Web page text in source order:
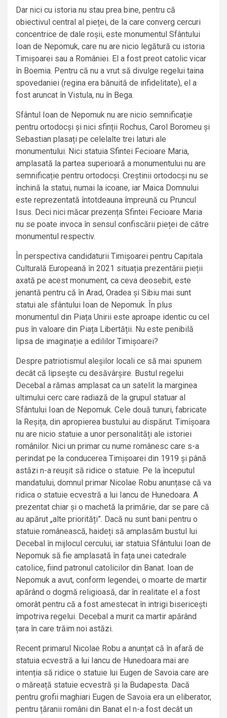
Dar nici cu istoria nu stau prea bine, pentru că
obiectivul central al pieței, de la care converg cercuri
concentrice de dale roșii, este monumentul Sfântului
Ioan de Nepomuk, care nu are nicio legătură cu istoria
Timișoarei sau a României. El a fost preot catolic vicar
în Boemia. Pentru că nu a vrut să divulge regelui taina
spovedaniei (regina era bănuită de infidelitate), el a
fost aruncat în Vistula, nu în Bega.
Sfântul Ioan de Nepomuk nu are nicio semnificație
pentru ortodocși și nici sfinții Rochus, Carol Boromeu și
Sebastian plasați pe celelalte trei laturi ale
monumentului. Nici statuia Sfintei Fecioare Maria,
amplasată la partea superioară a monumentului nu are
semnificație pentru ortodocși. Creștinii ortodocși nu se
închină la statui, numai la icoane, iar Maica Domnului
este reprezentată întotdeauna împreună cu Pruncul
Isus. Deci nici măcar prezența Sfintei Fecioare Maria
nu se poate invoca în sensul confiscării pieței de către
monumentul respectiv.
În perspectiva candidaturii Timișoarei pentru Capitala
Culturală Europeană în 2021 situația prezentării pieții
axată pe acest monument, ca ceva deosebit, este
jenantă pentru că în Arad, Oradea și Sibiu mai sunt
statui ale sfântului Ioan de Nepomuk. În plus
monumentul din Piața Unirii este aproape identic cu cel
pus în valoare din Piața Libertății. Nu este penibilă
lipsa de imaginație a edililor Timișoarei?
Despre patriotismul aleșilor locali ce să mai spunem
decât că lipsește cu desăvârșire. Bustul regelui
Decebal a rămas amplasat ca un satelit la marginea
ultimului cerc care radiază de la grupul statuar al
Sfântului Ioan de Nepomuk. Cele două tunuri, fabricate
la Reșița, din apropierea bustului au dispărut. Timișoara
nu are nicio statuie a unor personalități ale istoriei
românilor. Nici un primar cu nume românesc care s-a
perindat pe la conducerea Timișoarei din 1919 și până
astăzi n-a reușit să ridice o statuie. Pe la începutul
mandatului, domnul primar Nicolae Robu anunțase că va
ridica o statuie ecvestră a lui Iancu de Hunedoara. A
prezentat chiar și o machetă la primărie, dar se pare că
au apărut „alte priorități”. Dacă nu sunt bani pentru o
statuie românească, haideți să amplasăm bustul lui
Decebal în mijlocul cercului, iar statuia Sfântului Ioan de
Nepomuk să fie amplasată în fața unei catedrale
catolice, fiind patronul catolicilor din Banat. Ioan de
Nepomuk a avut, conform legendei, o moarte de martir
apărând o dogmă religioasă, dar în realitate el a fost
omorât pentru că a fost amestecat în intrigi bisericești
împotriva regelui. Decebal a murit ca martir apărând
țara în care trăim noi astăzi.
Recent primarul Nicolae Robu a anunțat că în afară de
statuia ecvestră a lui Iancu de Hunedoara mai are
intenția să ridice o statuie lui Eugen de Savoia care are
o măreață statuie ecvestră și la Budapesta. Dacă
pentru grofii maghiari Eugen de Savoia era un eliberator,
pentru țăranii români din Banat el n-a fost decât un